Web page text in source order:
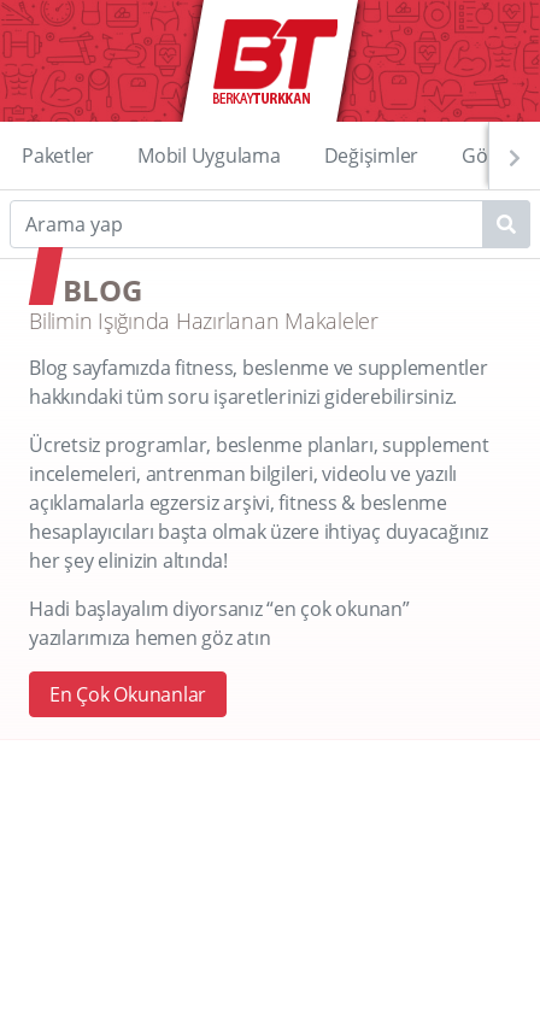
Paketler Mobil Uygulama Değişimler
BLOG
Bilimin Işığında Hazırlanan Makaleler
Blog sayfamızda fitness, beslenme ve supplementler
hakkındaki tüm soru işaretlerinizi giderebilirsiniz.
Ücretsiz programlar, beslenme planları, supplement
incelemeleri, antrenman bilgileri, videolu ve yazılı
açıklamalarla egzersiz arşivi, fitness & beslenme
hesaplayıcıları başta olmak üzere ihtiyaç duyacağınız
her şey elinizin altında!
Hadi başlayalım diyorsanız “en çok okunan”
yazılarımıza hemen göz atın
En Çok Okunanlar